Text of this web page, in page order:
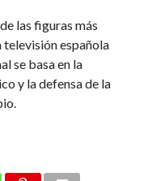
las figuras más
española
se basa en la
y la defensa de la